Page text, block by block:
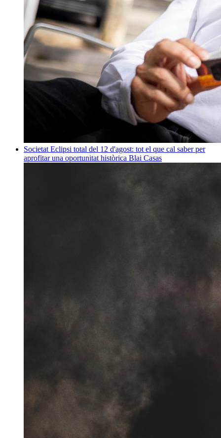
Societat Eclipsi total del 12 d'agost: tot el que cal saber per
aprofitar una oportunitat històrica Blai Casas